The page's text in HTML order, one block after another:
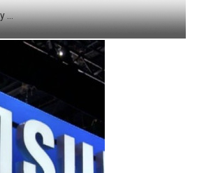
...